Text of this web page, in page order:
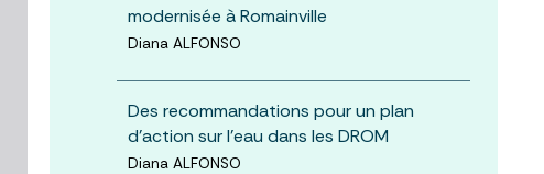
modernisée à Romainville
Diana ALFONSO
Des recommandations pour un plan
d’action sur l’eau dans les DROM
Diana ALFONSO